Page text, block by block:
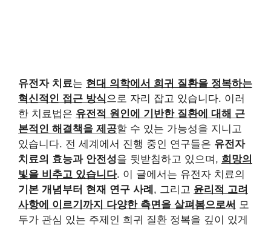
유전자 치료는 현대 의학에서 희귀 질환을 정복하는
혁신적인 접근 방식 으로 자리 잡고 있습니다. 이러
한 치료법은 유전적 원인에 기반한 질환에 대해 근
본적인 해결책을 제공할 수 있는 가능성을 지니고
있습니다. 전 세계에서 진행 중인 연구들은 유전자
치료의 효능과 안전성을 뒷받침하고 있으며, 희망의
빛을 비추고 있습니다. 이 글에서는 유전자 치료의
기본 개념부터 현재 연구 사례 , 그리고 윤리적 고려
사항에 이르기까지 다양한 측면을 살펴봄으로써
모
두가 관심 있는 주제인 희귀 질환 정복을 깊이 있게